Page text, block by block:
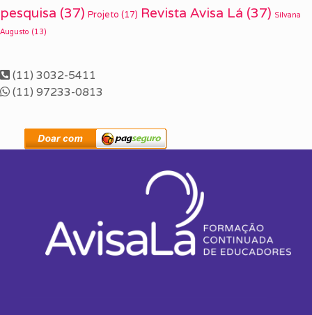
pesquisa (37) Projeto (17) Revista Avisa Lá (37) Silvana
Augusto (13)
(11) 3032-5411
(11) 97233-0813